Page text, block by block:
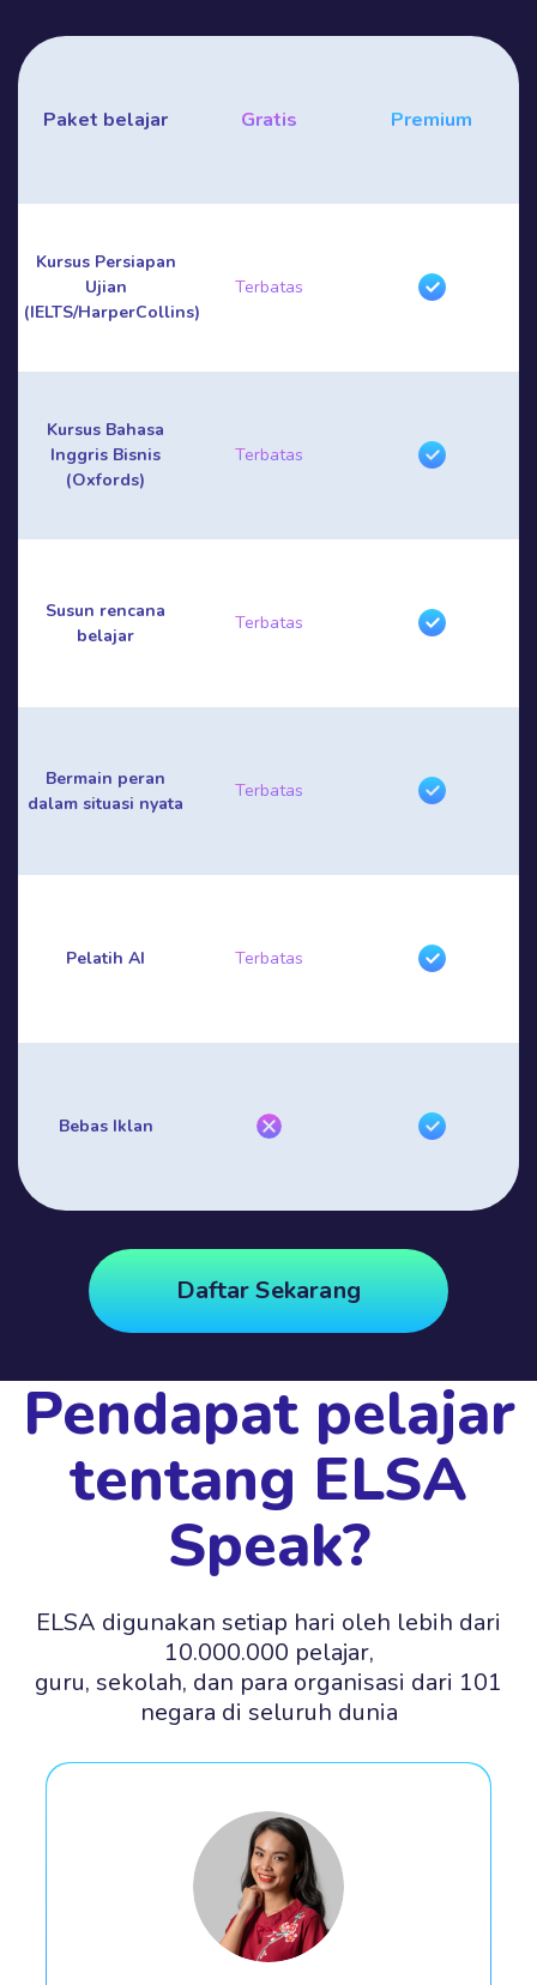
Paket belajar Gratis Premium
Kursus Persiapan
Ujian
(IELTS/HarperCollins)
Terbatas
Kursus Bahasa
Inggris Bisnis
(Oxfords)
Terbatas
Susun rencana
belajar
Terbatas
Bermain peran
dalam situasi nyata
Terbatas
Pelatih AI Terbatas
Bebas Iklan
Daftar Sekarang
Pendapat pelajar
tentang ELSA
Speak?
ELSA digunakan setiap hari oleh lebih dari
10.000.000 pelajar,
guru, sekolah, dan para organisasi dari 101
negara di seluruh dunia